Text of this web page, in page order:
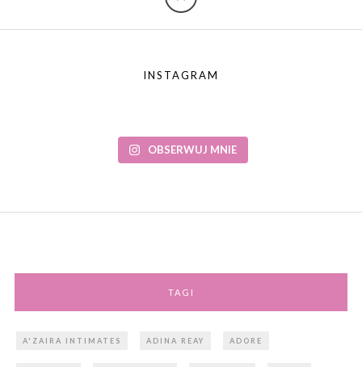
INSTAGRAM
OBSERWUJ MNIE
TAGI
A'ZAIRA INTIMATES ADINA REAY ADORE